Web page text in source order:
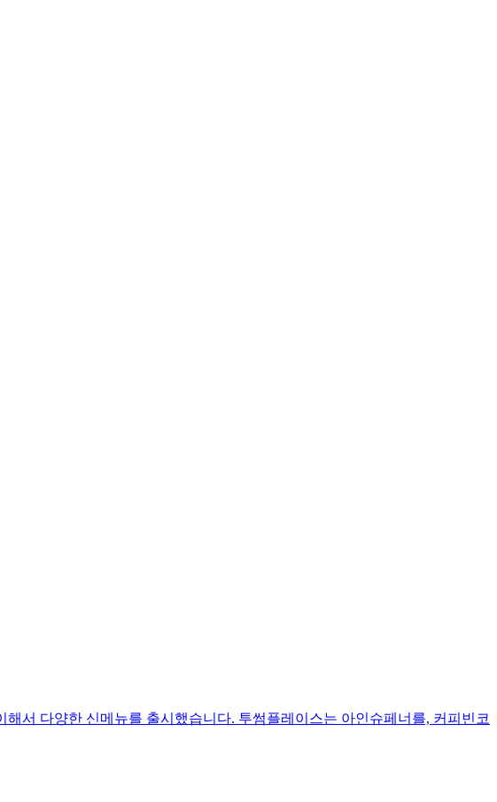
서 다양한 신메뉴를 출시했습니다. 투썸플레이스는 아인슈페너를, 커피빈코